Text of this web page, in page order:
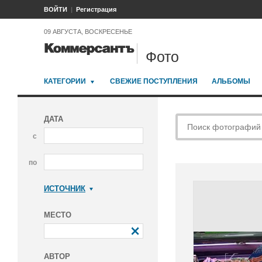
ВОЙТИ Регистрация
09 АВГУСТА, ВОСКРЕСЕНЬЕ
Фото
КАТЕГОРИИ СВЕЖИЕ ПОСТУПЛЕНИЯ АЛЬБОМЫ
ДАТА
с
по
ИСТОЧНИК
МЕСТО
АВТОР